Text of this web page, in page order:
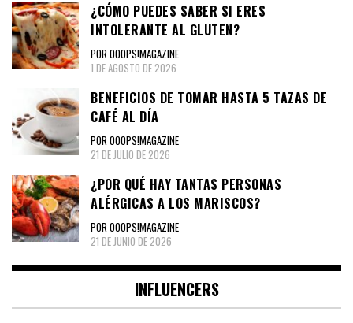
¿CÓMO PUEDES SABER SI ERES
INTOLERANTE AL GLUTEN?
POR OOOPS!MAGAZINE
1 DE AGOSTO DE 2026
BENEFICIOS DE TOMAR HASTA 5 TAZAS DE
CAFÉ AL DÍA
POR OOOPS!MAGAZINE
21 DE JULIO DE 2026
¿POR QUÉ HAY TANTAS PERSONAS
ALÉRGICAS A LOS MARISCOS?
POR OOOPS!MAGAZINE
21 DE JUNIO DE 2026
INFLUENCERS